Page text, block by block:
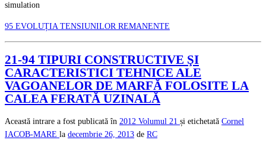
simulation
95 EVOLUȚIA TENSIUNILOR REMANENTE
21-94 TIPURI CONSTRUCTIVE ŞI
CARACTERISTICI TEHNICE ALE
VAGOANELOR DE MARFĂ FOLOSITE LA
CALEA FERATĂ UZINALĂ
Această intrare a fost publicată în 2012 Volumul 21 și etichetată Cornel
IACOB-MARE la decembrie 26, 2013 de RC